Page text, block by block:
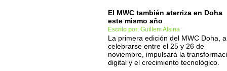
El MWC también aterriza en Doha
este mismo año
Escrito por: Guillem Alsina
La primera edición del MWC Doha, a
celebrarse entre el 25 y 26 de
noviembre, impulsará la
digital y el crecimiento tecnológico.